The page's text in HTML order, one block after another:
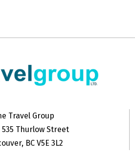
Travel Group
Thurlow Street
BC V5E 3L2